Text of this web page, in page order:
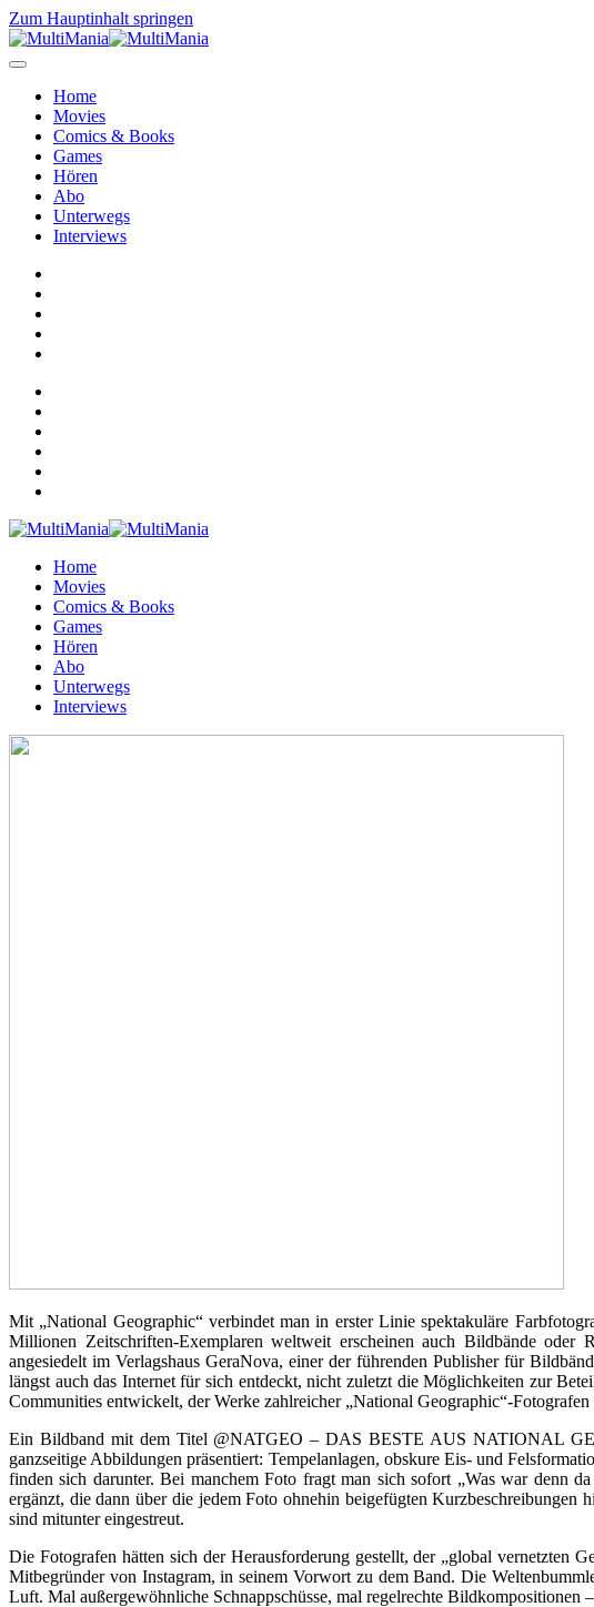
Zum Hauptinhalt springen
Home
Movies
Comics & Books
Games
Hören
Abo
Unterwegs
Interviews
Home
Movies
Comics & Books
Games
Hören
Abo
Unterwegs
Interviews
Mit „National Geographic“ verbindet man in erster Linie spektakuläre
Millionen Zeitschriften-Exemplaren weltweit erscheinen auch Bildbände oder
angesiedelt im Verlagshaus GeraNova, einer der führenden Publisher für
längst auch das Internet für sich entdeckt, nicht zuletzt die Möglichkeiten zur
Communities entwickelt, der Werke zahlreicher „National Geographic“-
Ein Bildband mit dem Titel @NATGEO – DAS BESTE AUS NATIONAL
ganzseitige Abbildungen präsentiert: Tempelanlagen, obskure Eis- und
finden sich darunter. Bei manchem Foto fragt man sich sofort „Was war denn
ergänzt, die dann über die jedem Foto ohnehin beigefügten
sind mitunter eingestreut.
Die Fotografen hätten sich der Herausforderung gestellt, der „global vernetzten
Mitbegründer von Instagram, in seinem Vorwort zu dem Band. Die
Luft. Mal außergewöhnliche Schnappschüsse, mal regelrechte Bildkompositionen